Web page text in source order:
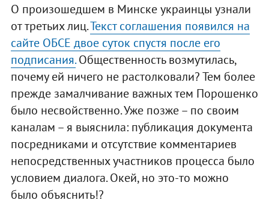
О произошедшем в Минске украинцы узнали
от третьих лиц.Текст соглашения появился на
сайте ОБСЕ двое суток спустя после его
подписания.Общественность возмутилась,
почему ей ничего не растолковали? Тем более
прежде замалчивание важных тем Порошенко
было несвойственно. Уже позже – по своим
каналам – я выяснила: публикация документа
посредниками и отсутствие комментариев
непосредственных участников процесса было
условием диалога. Окей, но это-то можно
было объяснить!?